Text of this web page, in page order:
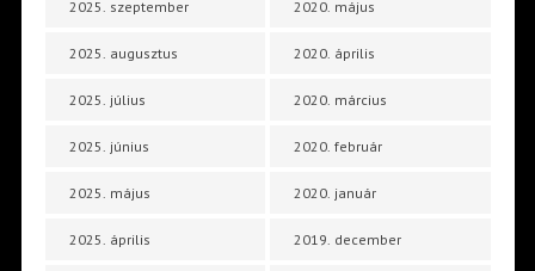
2025. szeptember
2025. augusztus
2025. július
2025. június
2025. május
2025. április
2020. május
2020. április
2020. március
2020. február
2020. január
2019. december